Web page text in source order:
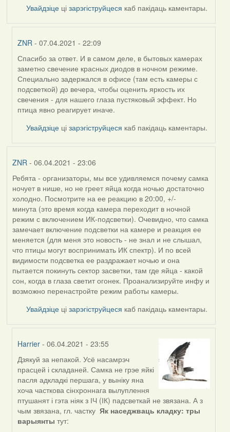
Увайдзіце цізарэгіструйцеся каб пакідаць каментары.
ZNR - 07.04.2021 - 22:09
In
reply
to
by
Feather
Спасибо за ответ. И в самом деле, в бытовых камерах
заметно свечение красных диодов в ночном режиме.
Специально задержался в офисе (там есть камеры с
подсветкой) до вечера, чтобы оценить яркость их
свечения - для нашего глаза пустяковый эффект. Но
птица явно реагирует иначе.
Увайдзіце цізарэгіструйцеся каб пакідаць каментары.
ZNR - 06.04.2021 - 23:06
Ребята - организаторы, мы все удивляемся почему самка
ночует в нише, но не греет яйца когда ночью достаточно
холодно. Посмотрите на ее реакцию в 20:00, +/-
минута (это время когда камера переходит в ночной
режим с включением ИК-подсветки). Очевидно, что самка
замечает включение подсветки на камере и реакция ее
меняется (для меня это новость - не знал и не слышал,
что птицы могут воспринимать ИК спектр). И по всей
видимости подсветка ее раздражает ночью и она
пытается покинуть сектор засветки, там где яйца - какой
сон, когда в глаза светит огонек. Проанализируйте инфу и
возможно перенастройте режим работы камеры.
Увайдзіце цізарэгіструйцеся каб пакідаць каментары.
Harrier - 06.04.2021 - 23:55
In
reply
to
by
ZNR
Дзякуй за непакой. Усё насамрэч
прасцей і складаней. Самка не грэе яйкі
пасля адкладкі першага, у выніку яна
хоча часткова сінхроннага вылуплення
птушанят і гэта ніяк з ІЧ (ІК) падсветкай не звязана. А з
чым звязана, гл. часткуЯк наседжваць кладку: тры
варыянтытут: